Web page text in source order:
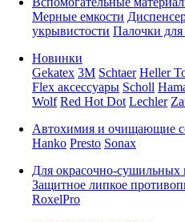
Мерные емкости
укрывистости Палочки для
Новинки
Gekatex 3M Schtaer Heller
Flex аксессуары Scholl
Wolf Red Hot Dot Lechler
Автохимия и очищающие
Hanko Presto Sonax
Для окрасочно-сушильных
Защитное липкое
RoxelPro